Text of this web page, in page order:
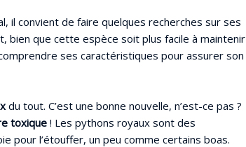
il convient de faire quelques recherches sur ses
que cette espèce soit plus facile à maintenir
ses caractéristiques pour assurer son
du tout. C’est une bonne nouvelle, n’est-ce pas ?
toxique! Les pythons royaux sont des
pour l’étouffer, un peu comme certains boas.